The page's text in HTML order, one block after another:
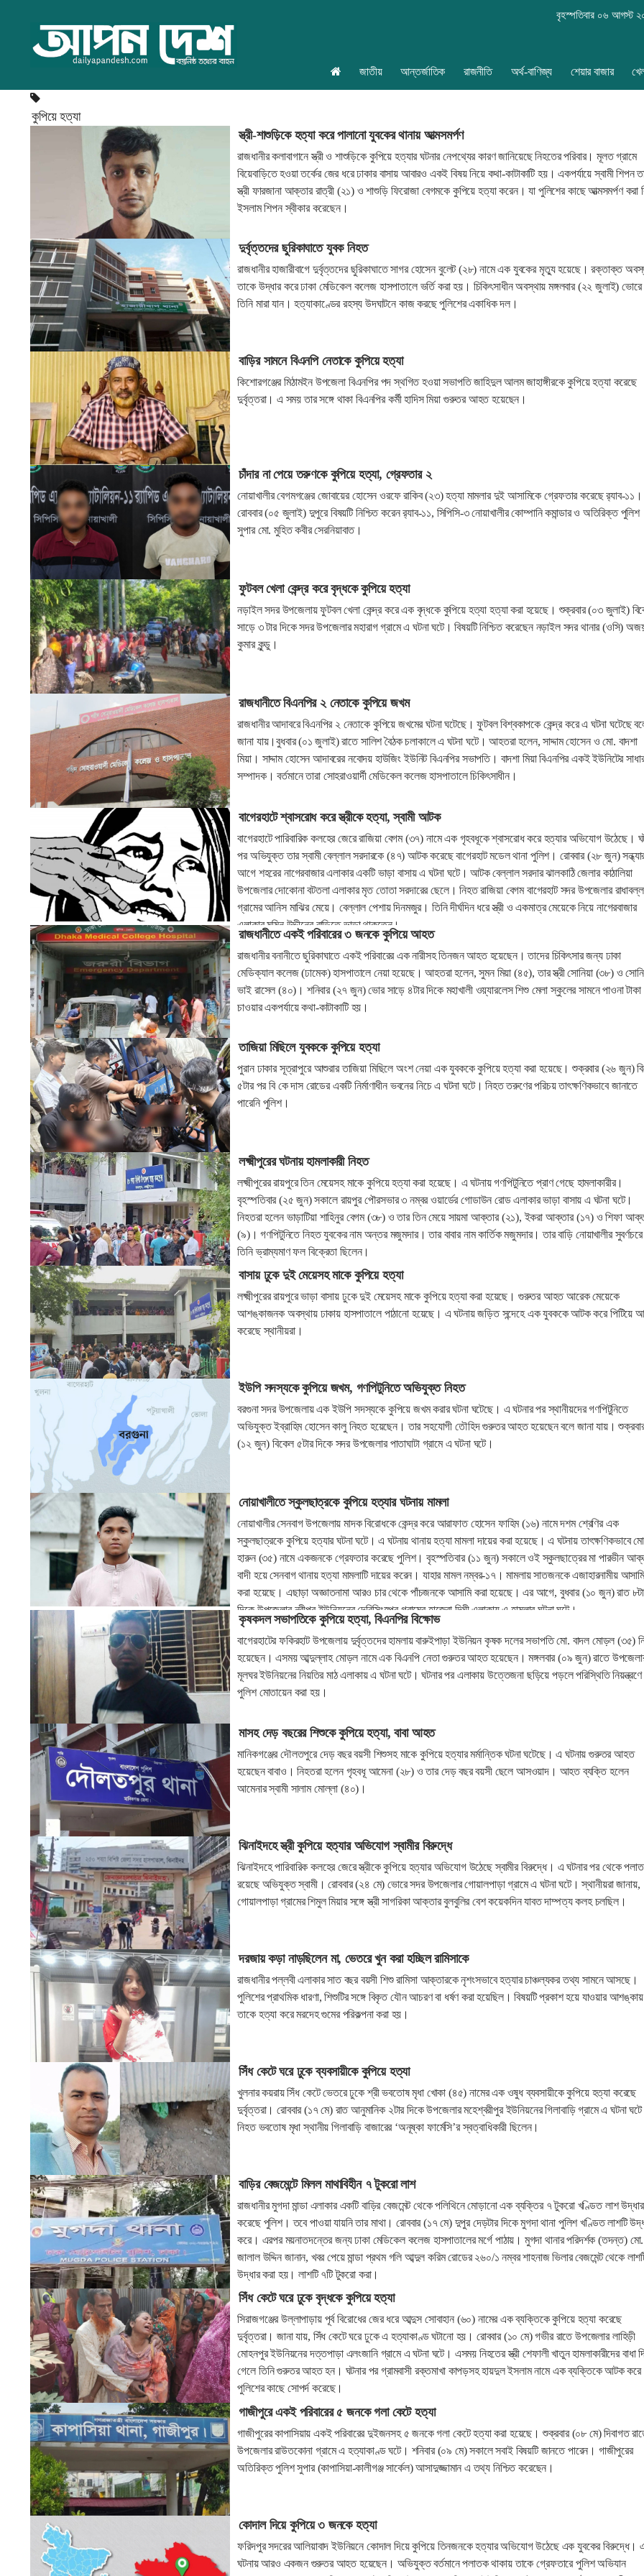
বৃহস্পতিবার ০৬ আগস্ট
জাতীয় আন্তর্জাতিক রাজনীতি অর্থ-বাণিজ্য শেয়ার বাজার
কুপিয়ে হত্যা
স্ত্রী-শাশুড়িকে হত্যা করে পালানো যুবকের থানায় আত্মসমর্পণ
রাজধানীর কলাবাগানে স্ত্রী ও শাশুড়িকে কুপিয়ে হত্যার ঘটনার নেপথ্যের কারণ জানিয়েছে নিহতের পরিবার। মূলত গ্রামে
বিয়েবাড়িতে হওয়া তর্কের জের ধরে ঢাকার বাসায় আবারও একই বিষয় নিয়ে কথা-কাটাকাটি হয়। একপর্যায়ে স্বামী শিপন
স্ত্রী ফারজানা আক্তার রাত্রী (২১) ও শাশুড়ি ফিরোজা বেগমকে কুপিয়ে হত্যা করেন। যা পুলিশের কাছে আত্মসমর্পণ করা
ইসলাম শিপন স্বীকার করেছেন।
দুর্বৃত্তদের ছুরিকাঘাতে যুবক নিহত
রাজধানীর হাজারীবাগে দুর্বৃত্তদের ছুরিকাঘাতে সাগর হোসেন বুলেট (২৮) নামে এক যুবকের মৃত্যু হয়েছে। রক্তাক্ত
তাকে উদ্ধার করে ঢাকা মেডিকেল কলেজ হাসপাতালে ভর্তি করা হয়। চিকিৎসাধীন অবস্থায় মঙ্গলবার (২২ জুলাই) ভোরে
তিনি মারা যান। হত্যাকাণ্ডের রহস্য উদঘাটনে কাজ করছে পুলিশের একাধিক দল।
বাড়ির সামনে বিএনপি নেতাকে কুপিয়ে হত্যা
কিশোরগঞ্জের মিঠামইন উপজেলা বিএনপির পদ স্থগিত হওয়া সভাপতি জাহিদুল আলম জাহাঙ্গীরকে কুপিয়ে হত্যা করেছে
দুর্বৃত্তরা। এ সময় তার সঙ্গে থাকা বিএনপির কর্মী হাদিস মিয়া গুরুতর আহত হয়েছেন।
চাঁদার না পেয়ে তরুণকে কুপিয়ে হত্যা, গ্রেফতার ২
নোয়াখালীর বেগমগঞ্জের জোবায়ের হোসেন ওরফে রাকিব (২৩) হত্যা মামলার দুই আসামিকে গ্রেফতার করেছে র‍্যাব-১১।
রোববার (০৫ জুলাই) দুপুরে বিষয়টি নিশ্চিত করেন র‍্যাব-১১, সিপিসি-৩ নোয়াখালীর কোম্পানি কমান্ডার ও অতিরিক্ত পুলিশ
সুপার মো. মুহিত কবীর সেরনিয়াবাত।
ফুটবল খেলা কেন্দ্র করে বৃদ্ধকে কুপিয়ে হত্যা
নড়াইল সদর উপজেলায় ফুটবল খেলা কেন্দ্র করে এক বৃদ্ধকে কুপিয়ে হত্যা হত্যা করা হয়েছে। শুক্রবার (০৩ জুলাই)
সাড়ে ৩ টার দিকে সদর উপজেলার মহারাগ গ্রামে এ ঘটনা ঘটে। বিষয়টি নিশ্চিত করেছেন নড়াইল সদর থানার (ওসি)
কুমার কুন্ডু।
রাজধানীতে বিএনপির ২ নেতাকে কুপিয়ে জখম
রাজধানীর আদাবরে বিএনপির ২ নেতাকে কুপিয়ে জখমের ঘটনা ঘটেছে। ফুটবল বিশ্বকাপকে কেন্দ্র করে এ ঘটনা ঘটেছে
জানা যায়।বুধবার (০১ জুলাই) রাতে সালিশ বৈঠক চলাকালে এ ঘটনা ঘটে। আহতরা হলেন, সাদ্দাম হোসেন ও মো. বাদশা
মিয়া। সাদ্দাম হোসেন আদাবরের নবোদয় হাউজিং ইউনিট বিএনপির সভাপতি। বাদশা মিয়া বিএনপির একই ইউনিটের
সম্পাদক। বর্তমানে তারা সোহরাওয়ার্দী মেডিকেল কলেজ হাসপাতালে চিকিৎসাধীন।
বাগেরহাটে শ্বাসরোধ করে স্ত্রীকে হত্যা, স্বামী আটক
বাগেরহাটে পারিবারিক কলহের জেরে রাজিয়া বেগম (৩৭) নামে এক গৃহবধূকে শ্বাসরোধ করে হত্যার অভিযোগ উঠেছে।
পর অভিযুক্ত তার স্বামী বেল্লাল সরদারকে (৪৭) আটক করেছে বাগেরহাট মডেল থানা পুলিশ। রোববার (২৮ জুন)
আগে শহরের নাগেরবাজার এলাকার একটি ভাড়া বাসায় এ ঘটনা ঘটে। আটক বেল্লাল সরদার ঝালকাঠি জেলার কাঠালিয়া
উপজেলার দোকোনা বটতলা এলাকার মৃত তোতা সরদারের ছেলে। নিহত রাজিয়া বেগম বাগেরহাট সদর উপজেলার
গ্রামের আনিস মাঝির মেয়ে। বেল্লাল পেশায় দিনমজুর। তিনি দীর্ঘদিন ধরে স্ত্রী ও একমাত্র মেয়েকে নিয়ে নাগেরবাজার
এলাকার মমিন উদ্দীনের বাড়িতে ভাড়া থাকতেন।
রাজধানীতে একই পরিবারের ৩ জনকে কুপিয়ে আহত
রাজধানীর বনানীতে ছুরিকাঘাতে একই পরিবারের এক নারীসহ তিনজন আহত হয়েছেন। তাদের চিকিৎসার জন্য ঢাকা
মেডিক্যাল কলেজ (ঢামেক) হাসপাতালে নেয়া হয়েছে। আহতরা হলেন, সুমন মিয়া (৪৫), তার স্ত্রী সোনিয়া (৩৮) ও
ভাই রাসেল (৪০)। শনিবার (২৭ জুন) ভোর সাড়ে ৪টার দিকে মহাখালী ওয়্যারলেস শিশু মেলা স্কুলের সামনে পাওনা টাকা
চাওয়ার একপর্যায়ে কথা-কাটাকাটি হয়।
তাজিয়া মিছিলে যুবককে কুপিয়ে হত্যা
পুরান ঢাকার সূত্রাপুরে আশুরার তাজিয়া মিছিলে অংশ নেয়া এক যুবককে কুপিয়ে হত্যা করা হয়েছে। শুক্রবার (২৬ জুন)
৫টার পর বি কে দাস রোডের একটি নির্মাণাধীন ভবনের নিচে এ ঘটনা ঘটে। নিহত তরুণের পরিচয় তাৎক্ষণিকভাবে জানাতে
পারেনি পুলিশ।
লক্ষ্মীপুরের ঘটনায় হামলাকারী নিহত
লক্ষ্মীপুরের রায়পুরে তিন মেয়েসহ মাকে কুপিয়ে হত্যা করা হয়েছে। এ ঘটনায় গণপিটুনিতে প্রাণ গেছে হামলাকারীর।
বৃহস্পতিবার (২৫ জুন) সকালে রায়পুর পৌরসভার ৩ নম্বর ওয়ার্ডের গোডাউন রোড এলাকার ভাড়া বাসায় এ ঘটনা ঘটে।
নিহতরা হলেন ভাড়াটিয়া শাহিনুর বেগম (৩৮) ও তার তিন মেয়ে সায়মা আক্তার (২১), ইকরা আক্তার (১৭) ও শিফা
(৯)। গণপিটুনিতে নিহত যুবকের নাম অন্তর মজুমদার। তার বাবার নাম কার্তিক মজুমদার। তার বাড়ি নোয়াখালীর
তিনি ভ্রাম্যমাণ ফল বিক্রেতা ছিলেন।
বাসায় ঢুকে দুই মেয়েসহ মাকে কুপিয়ে হত্যা
লক্ষ্মীপুরের রায়পুরে ভাড়া বাসায় ঢুকে দুই মেয়েসহ মাকে কুপিয়ে হত্যা করা হয়েছে। গুরুতর আহত আরেক মেয়েকে
আশঙ্কাজনক অবস্থায় ঢাকায় হাসপাতালে পাঠানো হয়েছে। এ ঘটনায় জড়িত সন্দেহে এক যুবককে আটক করে পিটিয়ে
করেছে স্থানীয়রা।
ইউপি সদস্যকে কুপিয়ে জখম, গণপিটুনিতে অভিযুক্ত নিহত
বরগুনা সদর উপজেলায় এক ইউপি সদস্যকে কুপিয়ে জখম করার ঘটনা ঘটেছে। এ ঘটনার পর স্থানীয়দের গণপিটুনিতে
অভিযুক্ত ইব্রাহিম হোসেন কালু নিহত হয়েছেন। তার সহযোগী তৌহিদ গুরুতর আহত হয়েছেন বলে জানা যায়।
(১২ জুন) বিকেল ৫টার দিকে সদর উপজেলার পাতাঘাটা গ্রামে এ ঘটনা ঘটে।
নোয়াখালীতে স্কুলছাত্রকে কুপিয়ে হত্যার ঘটনায় মামলা
নোয়াখালীর সেনবাগ উপজেলায় মাদক বিরোধকে কেন্দ্র করে আরাফাত হোসেন ফাহিম (১৬) নামে দশম শ্রেণির এক
স্কুলছাত্রকে কুপিয়ে হত্যার ঘটনা ঘটে। এ ঘটনায় থানায় হত্যা মামলা দায়ের করা হয়েছে। এ ঘটনায় তাৎক্ষণিকভাবে
হারুন (৩৫) নামে একজনকে গ্রেফতার করেছে পুলিশ। বৃহস্পতিবার (১১ জুন) সকালে ওই স্কুলছাত্রের মা পারভীন
বাদী হয়ে সেনবাগ থানায় হত্যা মামলাটি দায়ের করেন। যাহার মামল নম্বর-১৭। মামলায় সাতজনকে এজাহারনামীয়
করা হয়েছে। এছাড়া অজ্ঞাতনামা আরও চার থেকে পাঁচজনকে আসামি করা হয়েছে। এর আগে, বুধবার (১০ জুন) রাত
দিকে উপজেলার নবীপুর ইউনিয়নের দেবিসিংহপুর গ্রামের হাজেরা দিঘী এলাকায় এ হামলার ঘটনা ঘটে।
কৃষকদল সভাপতিকে কুপিয়ে হত্যা, বিএনপির বিক্ষোভ
বাগেরহাটের ফকিরহাট উপজেলায় দুর্বৃত্তদের হামলায় বারুইপাড়া ইউনিয়ন কৃষক দলের সভাপতি মো. বাদল মোড়ল (৩৫)
হয়েছেন। এসময় আব্দুল্লাহ মোড়ল নামে এক বিএনপি নেতা গুরুতর আহত হয়েছেন। মঙ্গলবার (০৯ জুন) রাতে
মূলঘর ইউনিয়নের নিয়তির মাঠ এলাকায় এ ঘটনা ঘটে। ঘটনার পর এলাকায় উত্তেজনা ছড়িয়ে পড়লে পরিস্থিতি নিয়ন্ত্রণে
পুলিশ মোতায়েন করা হয়।
মাসহ দেড় বছরের শিশুকে কুপিয়ে হত্যা, বাবা আহত
মানিকগঞ্জের দৌলতপুরে দেড় বছর বয়সী শিশুসহ মাকে কুপিয়ে হত্যার মর্মান্তিক ঘটনা ঘটেছে। এ ঘটনায় গুরুতর আহত
হয়েছেন বাবাও। নিহতরা হলেন গৃহবধূ আমেনা (২৮) ও তার দেড় বছর বয়সী ছেলে আসওয়াদ। আহত ব্যক্তি হলেন
আমেনার স্বামী সালাম মোল্লা (৪০)।
ঝিনাইদহে স্ত্রী কুপিয়ে হত্যার অভিযোগ স্বামীর বিরুদ্ধে
ঝিনাইদহে পারিবারিক কলহের জেরে স্ত্রীকে কুপিয়ে হত্যার অভিযোগ উঠেছে স্বামীর বিরুদ্ধে। এ ঘটনার পর থেকে
রয়েছে অভিযুক্ত স্বামী। রোববার (২৪ মে) ভোরে সদর উপজেলার গোয়ালপাড়া গ্রামে এ ঘটনা ঘটে। স্থানীয়রা জানায়,
গোয়ালপাড়া গ্রামের শিমুল মিয়ার সঙ্গে স্ত্রী সাগরিকা আক্তার বুলবুলির বেশ কয়েকদিন যাবত দাম্পত্য কলহ চলছিল।
দরজায় কড়া নাড়ছিলেন মা, ভেতরে খুন করা হচ্ছিল রামিসাকে
রাজধানীর পল্লবী এলাকার সাত বছর বয়সী শিশু রামিসা আক্তারকে নৃশংসভাবে হত্যার চাঞ্চল্যকর তথ্য সামনে আসছে।
পুলিশের প্রাথমিক ধারণা, শিশুটির সঙ্গে বিকৃত যৌন আচরণ বা ধর্ষণ করা হয়েছিল। বিষয়টি প্রকাশ হয়ে যাওয়ার আশঙ্কায়
তাকে হত্যা করে মরদেহ গুমের পরিকল্পনা করা হয়।
সিঁধ কেটে ঘরে ঢুকে ব্যবসায়ীকে কুপিয়ে হত্যা
খুলনার কয়রায় সিঁধ কেটে ভেতরে ঢুকে শ্রী ভবতোষ মৃধা খোকা (৪৫) নামের এক ওষুধ ব্যবসায়ীকে কুপিয়ে হত্যা করেছে
দুর্বৃত্তরা। রোববার (১৭ মে) রাত আনুমানিক ২টার দিকে উপজেলার মহেশ্বরীপুর ইউনিয়নের গিলাবাড়ি গ্রামে এ ঘটনা
নিহত ভবতোষ মৃধা স্থানীয় গিলাবাড়ি বাজারের ‘অনূষ্কা ফার্মেসি’র স্বত্বাধিকারী ছিলেন।
বাড়ির বেজমেন্টে মিলল মাথাবিহীন ৭ টুকরো লাশ
রাজধানীর মুগদা মান্ডা এলাকার একটি বাড়ির বেজমেন্ট থেকে পলিথিনে মোড়ানো এক ব্যক্তির ৭ টুকরো খণ্ডিত লাশ উদ্ধার
করেছে পুলিশ। তবে পাওয়া যায়নি তার মাথা। রোববার (১৭ মে) দুপুর দেড়টার দিকে মুগদা থানা পুলিশ খণ্ডিত লাশটি
করে। এরপর ময়নাতদন্তের জন্য ঢাকা মেডিকেল কলেজ হাসপাতালের মর্গে পাঠায়। মুগদা থানার পরিদর্শক (তদন্ত) মো.
জালাল উদ্দিন জানান, খবর পেয়ে মান্ডা প্রথম গলি আব্দুল করিম রোডের ২৬০/১ নম্বর শাহনাজ ভিলার বেজমেন্ট থেকে
উদ্ধার করা হয়। লাশটি ৭টি টুকরো করা।
সিঁধ কেটে ঘরে ঢুকে বৃদ্ধকে কুপিয়ে হত্যা
সিরাজগঞ্জের উল্লাপাড়ায় পূর্ব বিরোধের জের ধরে আব্দুস সোবাহান (৬০) নামের এক ব্যক্তিকে কুপিয়ে হত্যা করেছে
দুর্বৃত্তরা। জানা যায়, সিঁধ কেটে ঘরে ঢুকে এ হত্যাকাণ্ড ঘটানো হয়। রোববার (১০ মে) গভীর রাতে উপজেলার লাহিড়ী
মোহনপুর ইউনিয়নের দত্তপাড়া এলংজানি গ্রামে এ ঘটনা ঘটে। এসময় নিহতের স্ত্রী শেফালী খাতুন হামলাকারীদের বাধা
গেলে তিনি গুরুতর আহত হন। ঘটনার পর গ্রামবাসী রক্তমাখা কাপড়সহ হায়দুল ইসলাম নামে এক ব্যক্তিকে আটক করে
পুলিশের কাছে সোপর্দ করেছে।
গাজীপুরে একই পরিবারের ৫ জনকে গলা কেটে হত্যা
গাজীপুরের কাপাসিয়ায় একই পরিবারের দুইজনসহ ৫ জনকে গলা কেটে হত্যা করা হয়েছে। শুক্রবার (০৮ মে) দিবাগত
উপজেলার রাউতকোনা গ্রামে এ হত্যাকাণ্ড ঘটে। শনিবার (০৯ মে) সকালে সবাই বিষয়টি জানতে পারেন। গাজীপুরের
অতিরিক্ত পুলিশ সুপার (কাপাসিয়া-কালীগঞ্জ সার্কেল) আসাদুজ্জামান এ তথ্য নিশ্চিত করেছেন।
কোদাল দিয়ে কুপিয়ে ৩ জনকে হত্যা
ফরিদপুর সদরের আলিয়াবাদ ইউনিয়নে কোদাল দিয়ে কুপিয়ে তিনজনকে হত্যার অভিযোগ উঠেছে এক যুবকের বিরুদ্ধে।
ঘটনায় আরও একজন গুরুতর আহত হয়েছেন। অভিযুক্ত বর্তমানে পলাতক থাকায় তাকে গ্রেফতারে পুলিশ অভিযান